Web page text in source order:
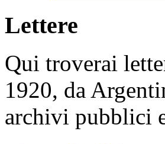
Lettere
Qui troverai
1920, da
archivi pubblici